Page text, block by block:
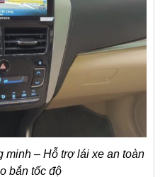
minh – Hỗ trợ lái xe an toàn
bắn tốc độ